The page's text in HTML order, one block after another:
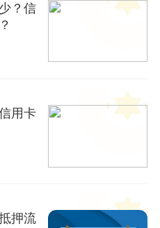
？信
用卡
押流